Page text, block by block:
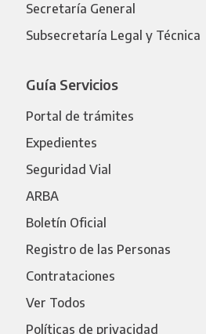
Secretaría General
Subsecretaría Legal y Técnica
Guía Servicios
Portal de trámites
Expedientes
Seguridad Vial
ARBA
Boletín Oficial
Registro de las Personas
Contrataciones
Ver Todos
Políticas de privacidad